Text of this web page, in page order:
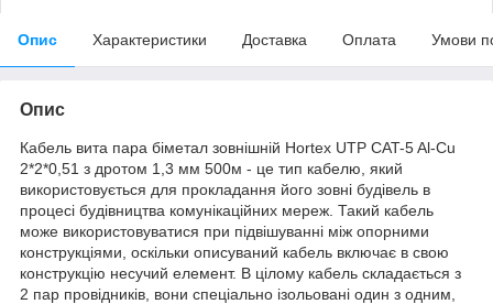
Опис Характеристики Доставка Оплата Умови
Опис
Кабель вита пара біметал зовнішній Hortex UTP CAT-5 Al-Cu
2*2*0,51 з дротом 1,3 мм 500м - це тип кабелю, який
використовується для прокладання його зовні будівель в
процесі будівництва комунікаційних мереж. Такий кабель
може використовуватися при підвішуванні між опорними
конструкціями, оскільки описуваний кабель включає в свою
конструкцію несучий елемент. В цілому кабель складається з
2 пар провідників, вони спеціально ізольовані один з одним,